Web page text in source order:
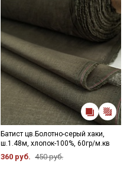
Батист цв.Болотно-серый хаки,
ш.1.48м, хлопок-100%, 60гр/м.кв
360 руб. 450 руб.